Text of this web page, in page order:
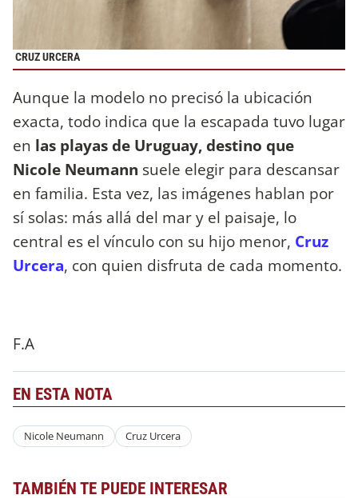
CRUZ URCERA
Aunque la modelo no precisó la ubicación
exacta, todo indica que la escapada tuvo lugar
en las playas de Uruguay, destino que
Nicole Neumann suele elegir para descansar
en familia. Esta vez, las imágenes hablan por
sí solas: más allá del mar y el paisaje, lo
central es el vínculo con su hijo menor, Cruz
Urcera, con quien disfruta de cada momento.
F.A
EN ESTA NOTA
Nicole Neumann Cruz Urcera
TAMBIÉN TE PUEDE INTERESAR